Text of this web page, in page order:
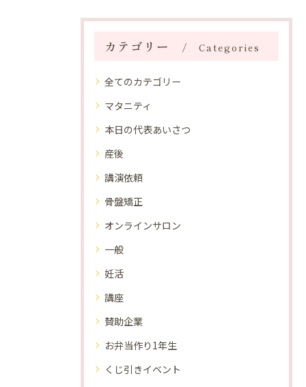
カテゴリー Categories
全てのカテゴリー
マタニティ
本日の代表あいさつ
産後
講演依頼
骨盤矯正
オンラインサロン
一般
妊活
講座
賛助企業
お弁当作り1年生
くじ引きイベント